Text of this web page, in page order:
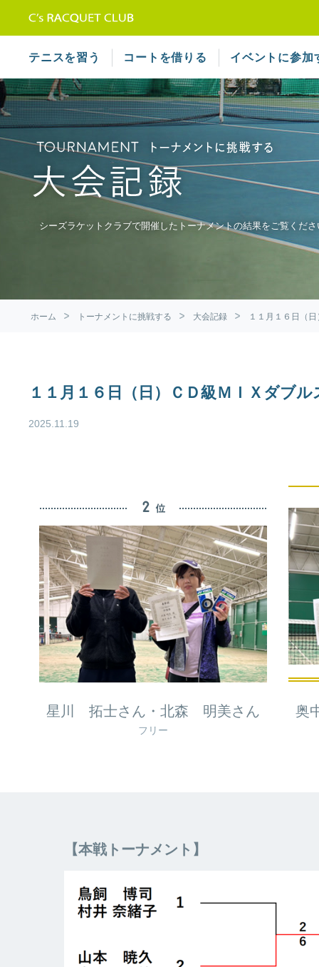
テニスを習う コートを借りる イベントに参加
シーズラケットクラブで開催したトーナメントの結果をご覧くださ
ホーム トーナメントに挑戦する 大会記録 １１月１６日（
１１月１６日（日）ＣＤ級ＭＩＸダブル
2025.11.19
星川 拓士さん・北森 明美さん
フリー
奥
【本戦トーナメント】